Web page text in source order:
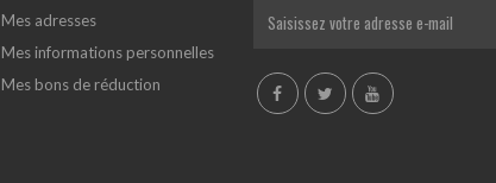
Mes adresses
Mes informations personnelles
Mes bons de réduction